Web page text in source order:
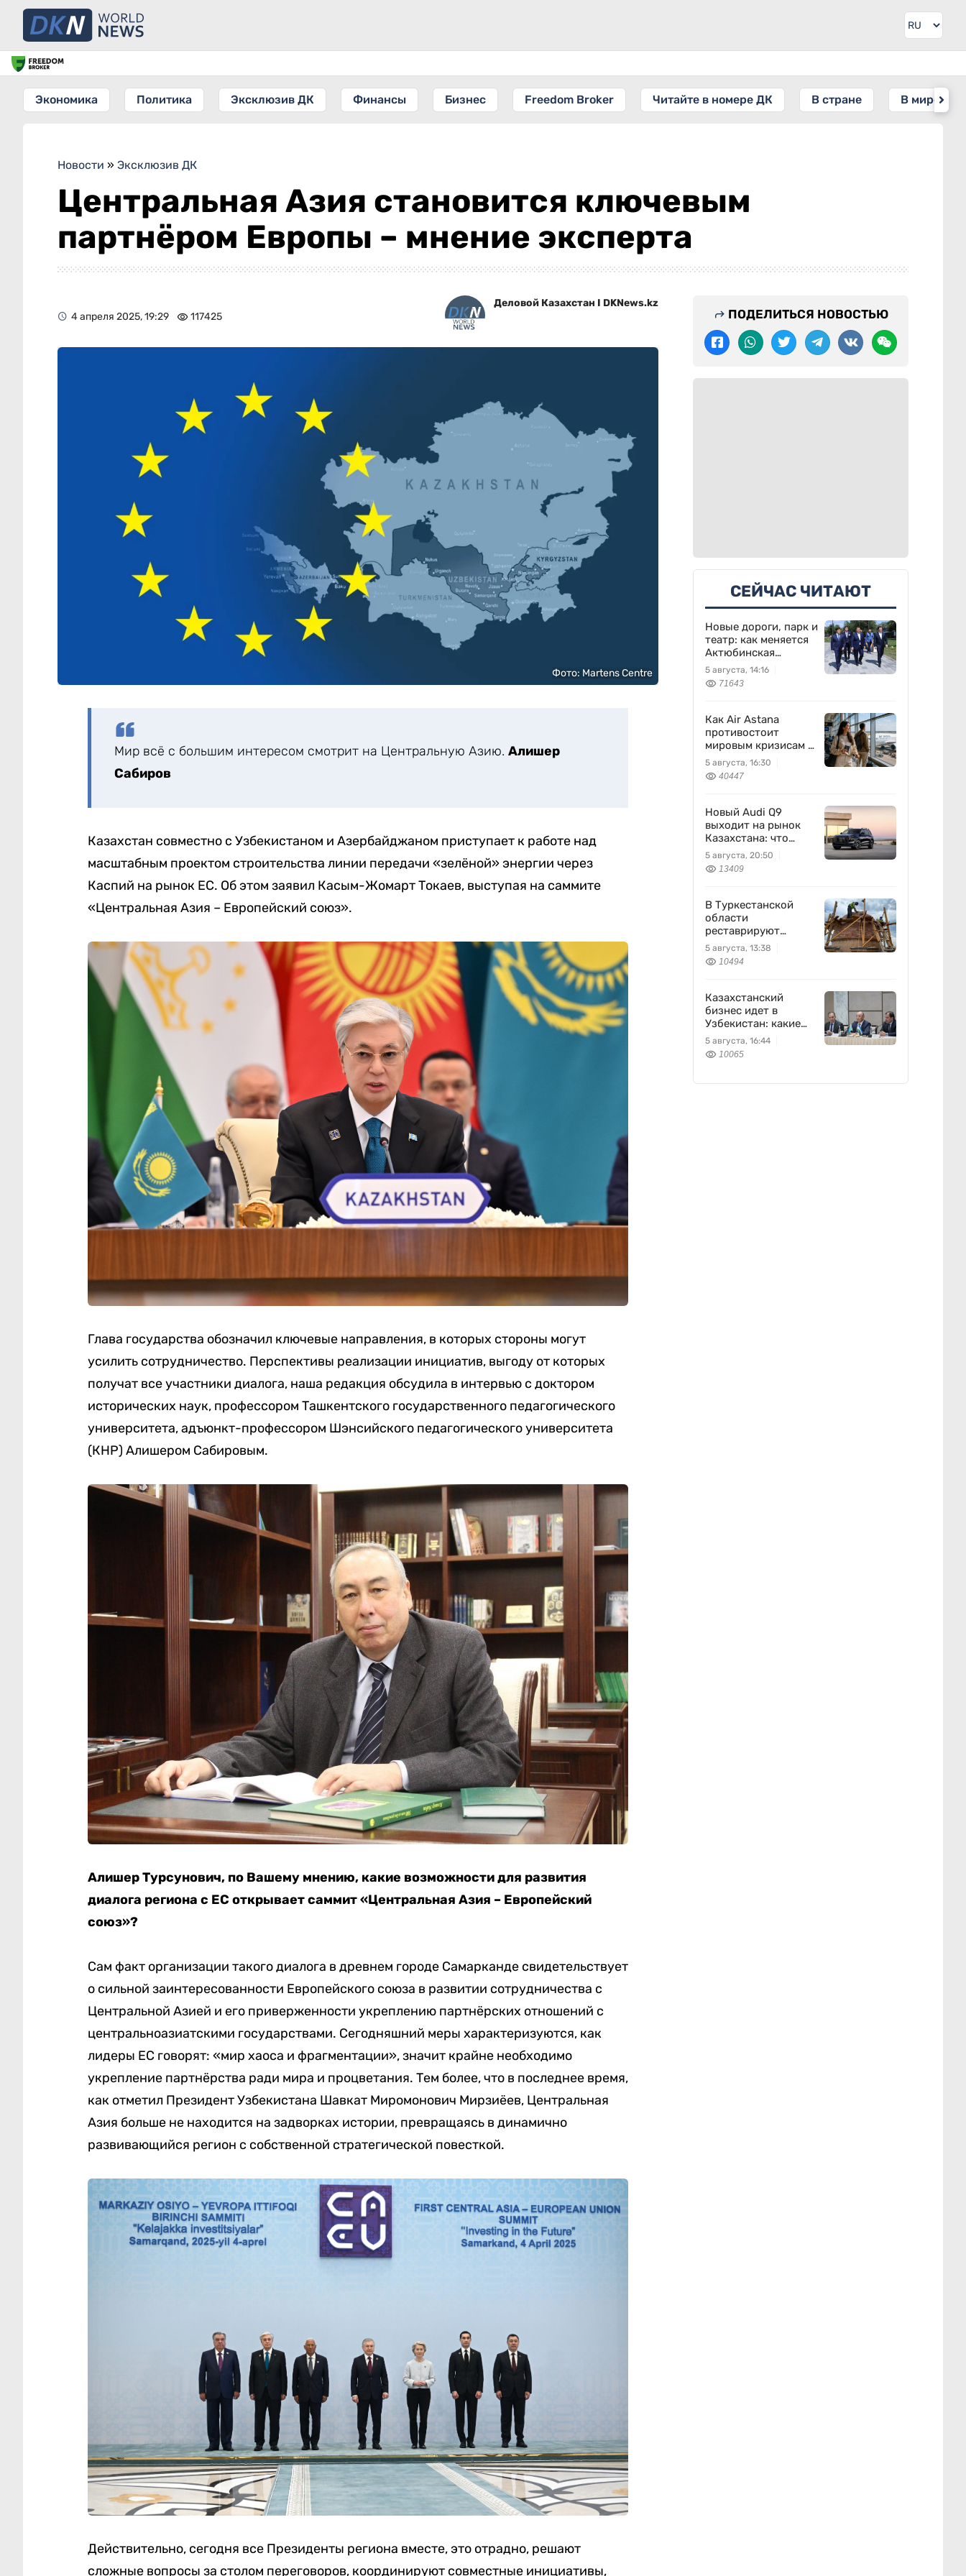
Экономика Политика Эксклюзив ДК Финансы Бизнес Freedom Broker Читайте в номере ДК В стране В мире
Новости » Эксклюзив ДК
Центральная Азия становится ключевым
партнёром Европы – мнение эксперта
4 апреля 2025, 19:29 117425
Деловой Казахстан I DKNews.kz
Фото: Martens Centre
Мир всё с большим интересом смотрит на Центральную Азию. Алишер
Сабиров
Казахстан совместно с Узбекистаном и Азербайджаном приступает к работе над
масштабным проектом строительства линии передачи «зелёной» энергии через
Каспий на рынок ЕС. Об этом заявил Касым-Жомарт Токаев, выступая на саммите
«Центральная Азия – Европейский союз».
Глава государства обозначил ключевые направления, в которых стороны могут
усилить сотрудничество. Перспективы реализации инициатив, выгоду от которых
получат все участники диалога, наша редакция обсудила в интервью с доктором
исторических наук, профессором Ташкентского государственного педагогического
университета, адъюнкт-профессором Шэнсийского педагогического университета
(КНР) Алишером Сабировым.
Алишер Турсунович, по Вашему мнению, какие возможности для развития
диалога региона с ЕС открывает саммит «Центральная Азия – Европейский
союз»?
Сам факт организации такого диалога в древнем городе Самарканде свидетельствует
о сильной заинтересованности Европейского союза в развитии сотрудничества с
Центральной Азией и его приверженности укреплению партнёрских отношений с
центральноазиатскими государствами. Сегодняшний меры характеризуются, как
лидеры ЕС говорят: «мир хаоса и фрагментации», значит крайне необходимо
укрепление партнёрства ради мира и процветания. Тем более, что в последнее время,
как отметил Президент Узбекистана Шавкат Миромонович Мирзиёев, Центральная
Азия больше не находится на задворках истории, превращаясь в динамично
развивающийся регион с собственной стратегической повесткой.
Действительно, сегодня все Президенты региона вместе, это отрадно, решают
сложные вопросы за столом переговоров, координируют совместные инициативы,
ПОДЕЛИТЬСЯ НОВОСТЬЮ
СЕЙЧАС ЧИТАЮТ
Новые дороги, парк и
театр: как меняется
Актюбинская
область
5 августа, 14:16
71643
Как Air Astana
противостоит
мировым кризисам в
авиации
5 августа, 16:30
40447
Новый Audi Q9
выходит на рынок
Казахстана: что
известно
5 августа, 20:50
13409
В Туркестанской
области
реставрируют
мавзолей Узбекали
Джанибекова
5 августа, 13:38
10494
Казахстанский
бизнес идет в
Узбекистан: какие
проекты готовят
5 августа, 16:44
10065